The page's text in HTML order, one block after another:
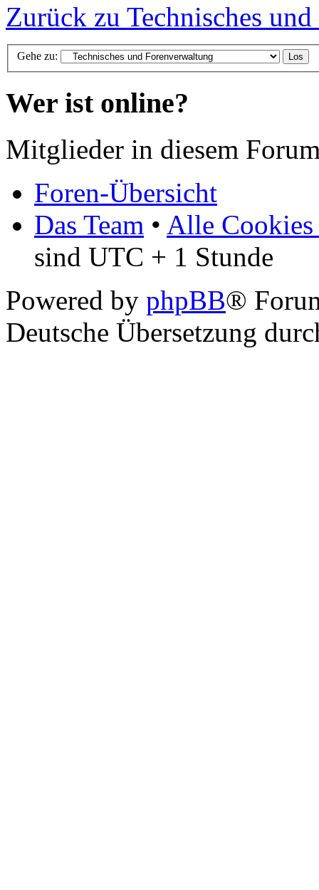
Zurück zu Technisches
Gehe zu:
Wer ist online?
Mitglieder in diesem
Foren-Übersicht
Das Team • Alle Cookies
sind UTC + 1 Stunde
Powered by phpBB®
Deutsche Übersetzung